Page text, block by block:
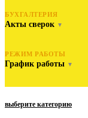
БУХГАЛТЕРИЯ
Акты сверок ▼
РЕЖИМ РАБОТЫ
График работы ▼
выберите категорию